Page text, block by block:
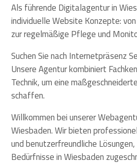
Als führende Digitalagentur in
individuelle Website Konzepte:
zur regelmäßige Pflege und
Suchen Sie nach Internetpräsenz
Unsere Agentur kombiniert
Technik, um eine
schaffen.
Willkommen bei unserer
Wiesbaden. Wir bieten
und benutzerfreundliche
Bedürfnisse in Wiesbaden